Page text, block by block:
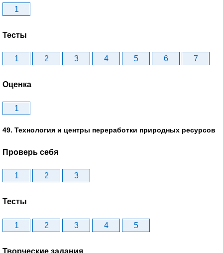
1
Тесты
1 2 3 4 5 6 7
Оценка
1
49. Технология и центры переработки природных ресурсов
Проверь себя
1 2 3
Тесты
1 2 3 4 5
Творческие задания